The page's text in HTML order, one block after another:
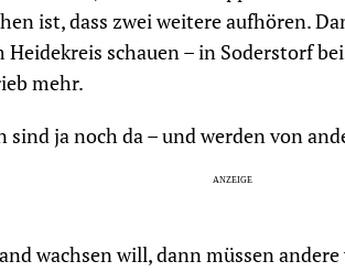
ist, dass zwei weitere aufhören.
Heidekreis schauen – in Soderstorf
mehr.
sind ja noch da – und werden von
wachsen will, dann müssen